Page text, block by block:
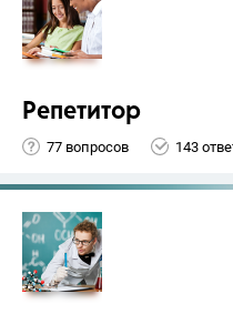
Репетитор
77 вопросов 143